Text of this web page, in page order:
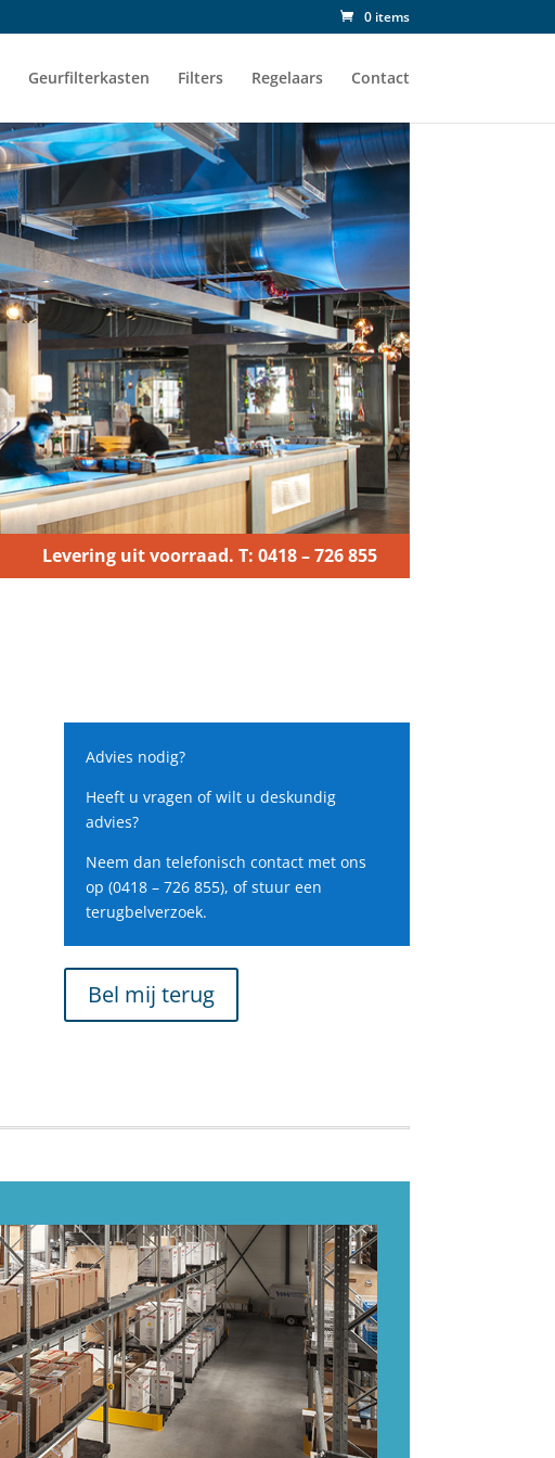
0 items
Geurfilterkasten Filters Regelaars Contact
Levering uit voorraad. T: 0418 – 726 855
Advies nodig?
Heeft u vragen of wilt u deskundig
advies?
Neem dan telefonisch contact met ons
op (0418 – 726 855), of stuur een
terugbelverzoek.
Bel mij terug